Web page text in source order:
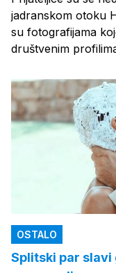
jadranskom otoku
su fotografijama
društvenim
OSTALO
Splitski par slavi